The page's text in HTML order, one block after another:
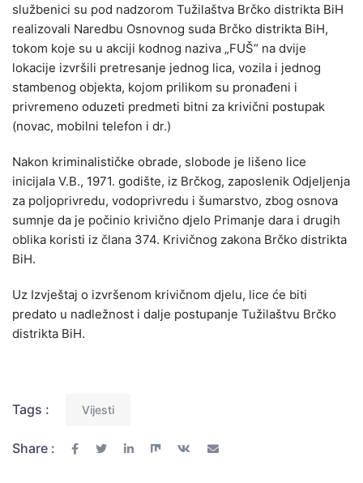
službenici su pod nadzorom Tužilaštva Brčko distrikta BiH
realizovali Naredbu Osnovnog suda Brčko distrikta BiH,
tokom koje su u akciji kodnog naziva „FUŠ“ na dvije
lokacije izvršili pretresanje jednog lica, vozila i jednog
stambenog objekta, kojom prilikom su pronađeni i
privremeno oduzeti predmeti bitni za krivični postupak
(novac, mobilni telefon i dr.)
Nakon kriminalističke obrade, slobode je lišeno lice
inicijala V.B., 1971. godište, iz Brčkog, zaposlenik Odjeljenja
za poljoprivredu, vodoprivredu i šumarstvo, zbog osnova
sumnje da je počinio krivično djelo Primanje dara i drugih
oblika koristi iz člana 374. Krivičnog zakona Brčko distrikta
BiH.
Uz Izvještaj o izvršenom krivičnom djelu, lice će biti
predato u nadležnost i dalje postupanje Tužilaštvu Brčko
distrikta BiH.
Tags : Vijesti
Share :